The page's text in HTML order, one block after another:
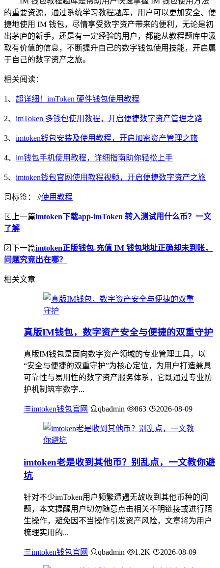
的重要资源，通过系统学习教程题库，用户可以更加安全、便
捷地使用 IM 钱包，尽情享受数字资产带来的便利，无论是初
出茅庐的新手，还是有一定经验的用户，都能从教程题库中汲
取有价值的信息，不断提升自己的数字钱包使用技能，开启属
于自己的数字资产之旅。
相关阅读：
1、 超详细！imToken 硬件钱包使用教程
2、 imToken 多钱包使用教程，开启便捷数字资产管理之路
3、 imtoken钱包安装及使用教程，开启加密资产管理之旅
4、 im钱包手机使用教程，详细指南助你轻松上手
5、 imtoken钱包官网使用教程视频，开启便捷数字资产之旅
标签： #使用教程
上一篇imtoken下载app-imToken 转入测试用什么币？一文
了解
下一篇imtoken正版钱包-充值 IM 钱包地址正确却未到账，
问题究竟出在哪？
相关文章
真版IM钱包，数字资产安全与便捷的双重守护
真版IM钱包是面向数字资产领域的专业管理工具，以
“安全与便捷的双重守护”为核心定位，为用户打造兼具
可靠性与易用性的数字资产服务体系，它既通过专业防
护机制筑牢数字...
imtoken钱包官网 qbadmin 863 2026-08-09
imtoken老是收到其他币？别乱点，一文教你避
坑
针对不少imToken用户频繁遭遇无故收到其他币种的问
题，本文提醒用户切勿随意点击相关不明链接或进行陌
生操作，避免因不当操作引发资产风险，文章将为用户
梳理实用的...
imtoken钱包官网 qbadmin 1.2K 2026-08-09